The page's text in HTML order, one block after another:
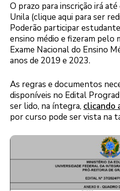
O prazo para inscrição irá
Unila (clique aqui para ser
Poderão participar
ensino médio e fizeram pelo
Exame Nacional do Ensino
anos de 2019 e 2023.
As regras e documentos
disponíveis no Edital
ser lido, na íntegra, clicando
por curso pode ser vista na